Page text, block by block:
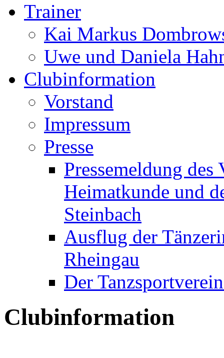
Trainer
Kai Markus
Uwe und Daniela
Clubinformation
Vorstand
Impressum
Presse
Pressemeldung
Heimatkunde und
Steinbach
Ausflug der
Rheingau
Der
Clubinformation